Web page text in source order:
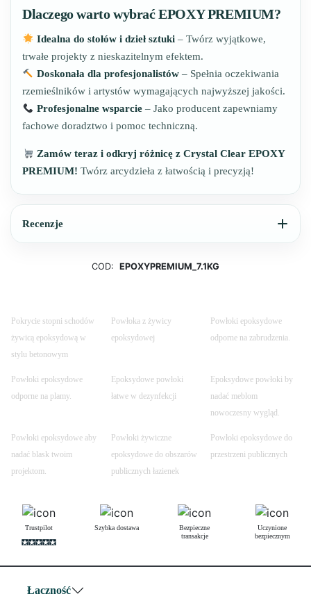
Dlaczego warto wybrać EPOXY PREMIUM?
Idealna do stołów i dzieł sztuki – Twórz wyjątkowe,
trwałe projekty z nieskazitelnym efektem.
Doskonała dla profesjonalistów – Spełnia oczekiwania
rzemieślników i artystów wymagających najwyższej jakości.
Profesjonalne wsparcie – Jako producent zapewniamy
fachowe doradztwo i pomoc techniczną.
Zamów teraz i odkryj różnicę z Crystal Clear EPOXY
PREMIUM! Twórz arcydzieła z łatwością i precyzją!
Recenzje
COD: EPOXYPREMIUM_7.1KG
Pokrycie stopni schodów
żywicą epoksydową w
stylu betonowym
Powłoka z żywicy
epoksydowej
Powłoki epoksydowe
odporne na zabrudzenia.
Powłoki epoksydowe
odporne na plamy.
Epoksydowe powłoki
łatwe w dezynfekcji
Epoksydowe powłoki by
nadać meblom
nowoczesny wygląd.
Powłoki epoksydowe aby
nadać blask twoim
projektom.
Powłoki żywiczne
epoksydowe do obszarów
publicznych łazienek
Powłoki epoksydowe do
przestrzeni publicznych
Trustpilot Szybka dostawa
Bezpieczne
transakcje
Uczynione
bezpiecznym
Łączność